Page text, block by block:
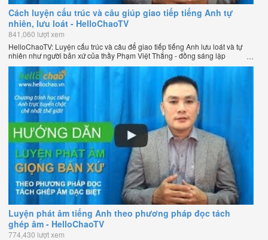
Cách luyện cấu trúc và câu giúp giao tiếp tiếng Anh tự
nhiên, lưu loát - HelloChaoTV
841,060 lượt xem
HelloChaoTV: Luyện cấu trúc và câu để giao tiếp tiếng Anh lưu loát và tự
nhiên như người bản xứ của thầy Phạm Việt Thắng - đồng sáng lập
HelloChao.vn - Trang web học tiếng Anh trực tuyến chặt chẽ nhất thế giới.
Luyện phát âm tiếng Anh theo phương pháp đọc tách
ghép âm - HelloChaoTV
774,430 lượt xem